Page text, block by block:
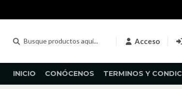
Acceso
INICIO CONÓCENOS TERMINOS Y